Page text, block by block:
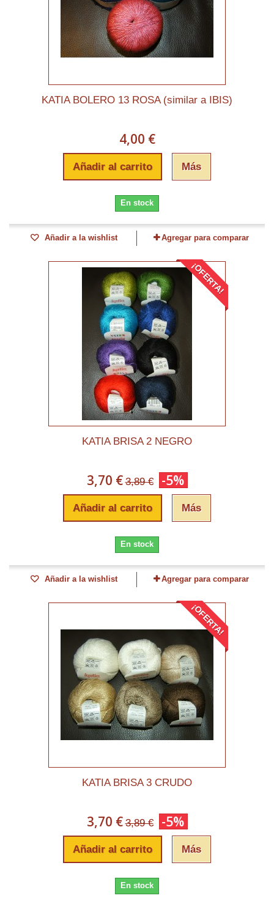
KATIA BOLERO 13 ROSA (similar a IBIS)
4,00 €
Añadir al carrito Más
En stock
Añadir a la wishlist Agregar para comparar
¡OFERTA!
KATIA BRISA 2 NEGRO
3,70 € 3,89 € -5%
Añadir al carrito Más
En stock
Añadir a la wishlist Agregar para comparar
¡OFERTA!
KATIA BRISA 3 CRUDO
3,70 € 3,89 € -5%
Añadir al carrito Más
En stock